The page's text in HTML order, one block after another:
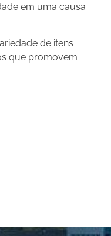
em uma causa
de itens
que promovem